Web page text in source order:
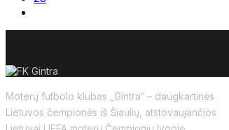
Moterų futbolo klubas „Gintra“ – daugkartinės
Lietuvos čempionės iš Šiaulių, atstovaujančios